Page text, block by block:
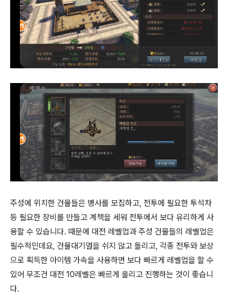
주성에 위치한 건물들은 병사를 모집하고, 전투에 필요한 투석차
등 필요한 장비를 만들고 계책을 세워 전투에서 보다 유리하게 사
용할 수 있습니다. 때문에 대전 레벨업과 주성 건물들의 레벨업은
필수적인데요, 건물대기열을 쉬지 않고 돌리고, 각종 전투와 보상
으로 획득한 아이템 가속을 사용하면 보다 빠르게 레벨업을 할 수
있어 무조건 대전 10레벨은 빠르게 올리고 진행하는 것이 좋습니
다.